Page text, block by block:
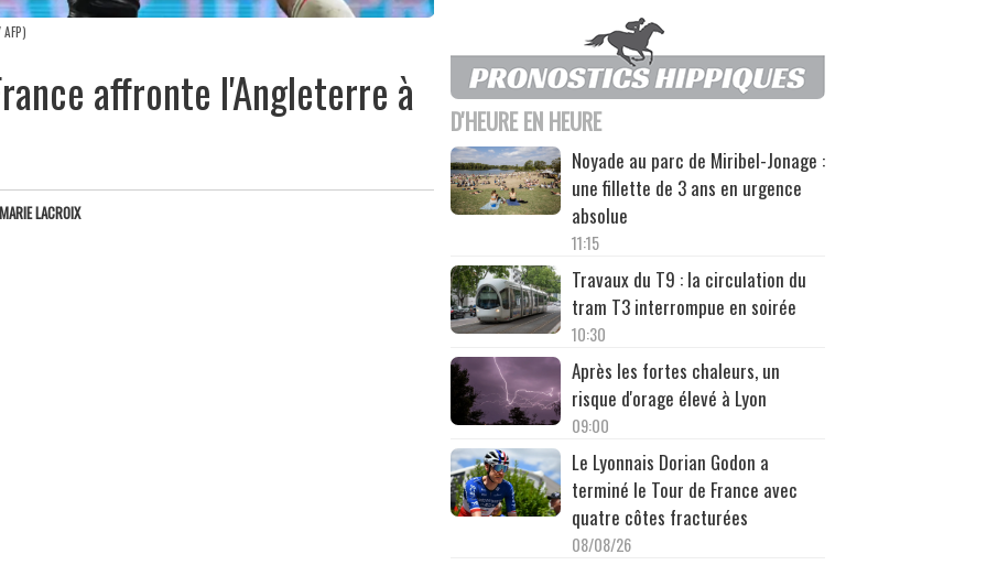
affronte l'Angleterre à
MARIE LACROIX
D'HEURE EN HEURE
Noyade au parc de Miribel-Jonage :
une fillette de 3 ans en urgence
absolue
11:15
Travaux du T9 : la circulation du
tram T3 interrompue en soirée
10:30
Après les fortes chaleurs, un
risque d'orage élevé à Lyon
09:00
Le Lyonnais Dorian Godon a
terminé le Tour de France avec
quatre côtes fracturées
08/08/26